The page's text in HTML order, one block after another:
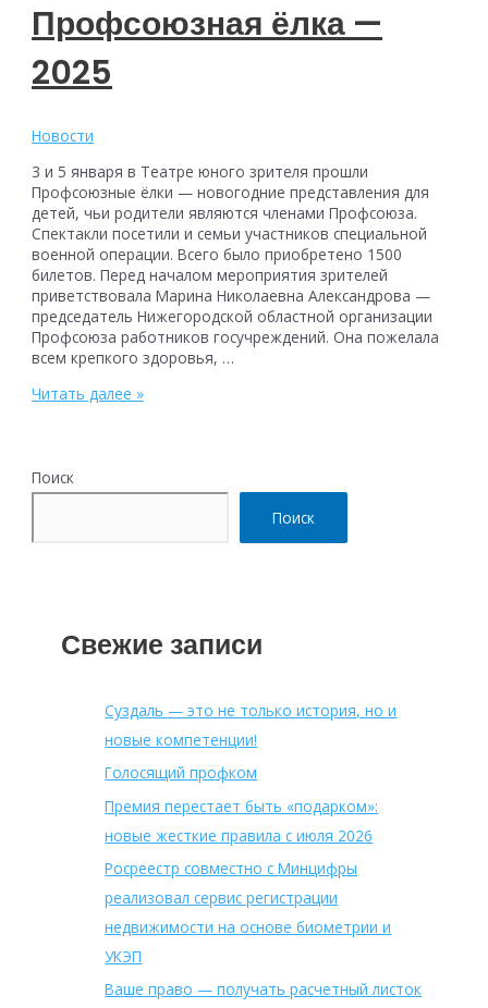
Профсоюзная ёлка —
2025
Новости
3 и 5 января в Театре юного зрителя прошли
Профсоюзные ёлки — новогодние представления для
детей, чьи родители являются членами Профсоюза.
Спектакли посетили и семьи участников специальной
военной операции. Всего было приобретено 1500
билетов. Перед началом мероприятия зрителей
приветствовала Марина Николаевна Александрова —
председатель Нижегородской областной организации
Профсоюза работников госучреждений. Она пожелала
всем крепкого здоровья, …
Профсоюзная
Читать далее »
Поиск
Поиск
Свежие записи
Суздаль — это не только история, но и
новые компетенции!
Голосящий профком
Премия перестает быть «подарком»:
новые жесткие правила с июля 2026
Росреестр совместно с Минцифры
реализовал сервис регистрации
недвижимости на основе биометрии и
УКЭП
Ваше право — получать расчетный листок